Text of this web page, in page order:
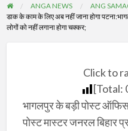
ANGA NEWS
ANG
डाक के काम के लिए अब नहीं जाना होगा
लोगों को नहीं लगाना होगा चक्कर;
Click to
[Total:
भागलपुर के बड़ी पोस्ट ऑफिस
पोस्ट मास्टर जनरल बिहार